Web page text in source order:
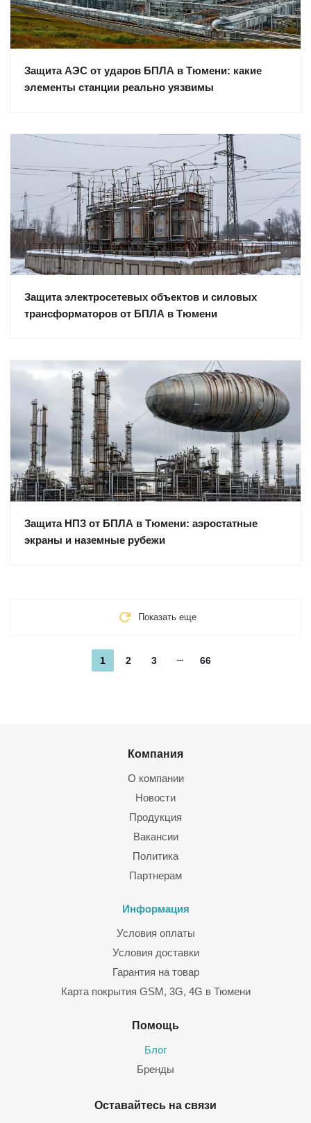
Защита АЭС от ударов БПЛА в Тюмени: какие
элементы станции реально уязвимы
Защита электросетевых объектов и силовых
трансформаторов от БПЛА в Тюмени
Защита НПЗ от БПЛА в Тюмени: аэростатные
экраны и наземные рубежи
Показать еще
1 2 3 66
Компания
О компании
Новости
Продукция
Вакансии
Политика
Партнерам
Информация
Условия оплаты
Условия доставки
Гарантия на товар
Карта покрытия GSM, 3G, 4G в Тюмени
Помощь
Блог
Бренды
Оставайтесь на связи